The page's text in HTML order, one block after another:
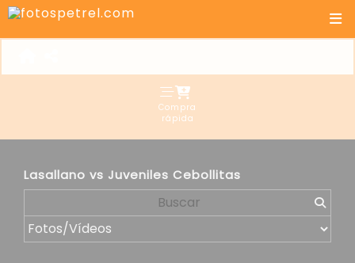
Compra
rápida
Lasallano vs Juveniles Cebollitas